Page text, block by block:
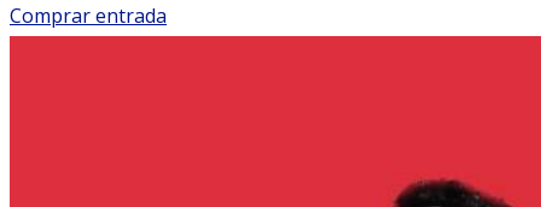
Comprar entrada